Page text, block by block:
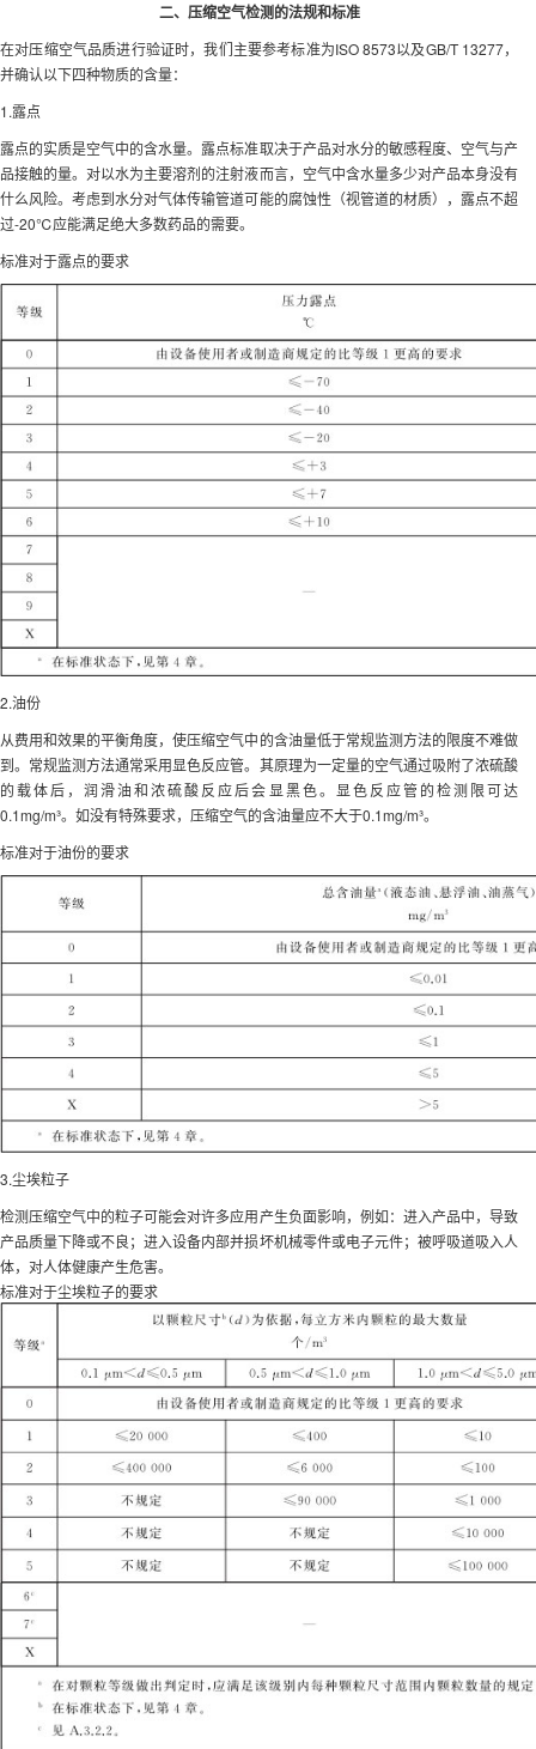
二、压缩空气检测的法规和标准
在对压缩空气品质进行验证时，我们主要参考标准为ISO 8573以及GB/T 13277，
并确认以下四种物质的含量：
1.露点
露点的实质是空气中的含水量。露点标准取决于产品对水分的敏感程度、空气与产
品接触的量。对以水为主要溶剂的注射液而言，空气中含水量多少对产品本身没有
什么风险。考虑到水分对气体传输管道可能的腐蚀性（视管道的材质），露点不超
过-20℃应能满足绝大多数药品的需要。
标准对于露点的要求
2.油份
从费用和效果的平衡角度，使压缩空气中的含油量低于常规监测方法的限度不难做
到。常规监测方法通常采用显色反应管。其原理为一定量的空气通过吸附了浓硫酸
的载体后，润滑油和浓硫酸反应后会显黑色。显色反应管的检测限可达
0.1mg/m³。如没有特殊要求，压缩空气的含油量应不大于0.1mg/m³。
标准对于油份的要求
3.尘埃粒子
检测压缩空气中的粒子可能会对许多应用产生负面影响，例如：进入产品中，导致
产品质量下降或不良；进入设备内部并损坏机械零件或电子元件；被呼吸道吸入人
体，对人体健康产生危害。
标准对于尘埃粒子的要求